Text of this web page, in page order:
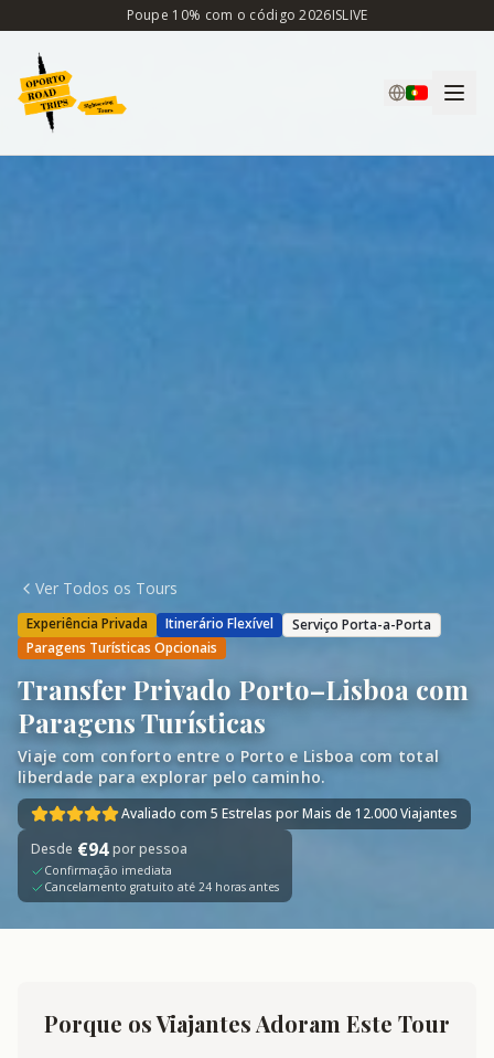
Poupe 10% com o código 2026ISLIVE
Ver Todos os Tours
Experiência Privada Itinerário Flexível
Serviço Porta-a-Porta
Paragens Turísticas Opcionais
Transfer Privado Porto–Lisboa com
Paragens Turísticas
Viaje com conforto entre o Porto e Lisboa com total
liberdade para explorar pelo caminho.
Avaliado com 5 Estrelas por Mais de 12.000 Viajantes
Desde €94 por pessoa
Confirmação imediata
Cancelamento gratuito até 24 horas antes
Porque os Viajantes Adoram Este Tour